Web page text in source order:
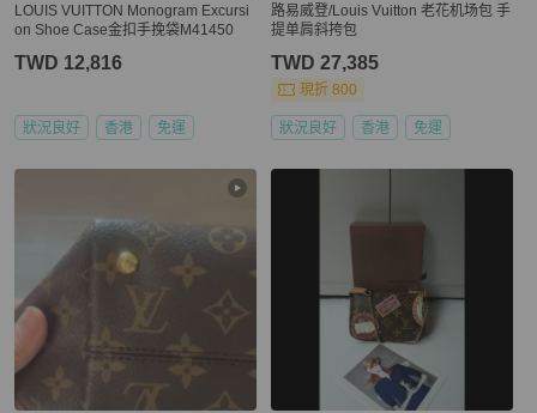
LOUIS VUITTON Monogram Excursi
on Shoe Case金扣手挽袋M41450
TWD 12,816
狀況良好 香港 免運
路易威登/Louis Vuitton 老花机场包 手
提单肩斜挎包
TWD 27,385
現折 800
狀況良好 香港 免運